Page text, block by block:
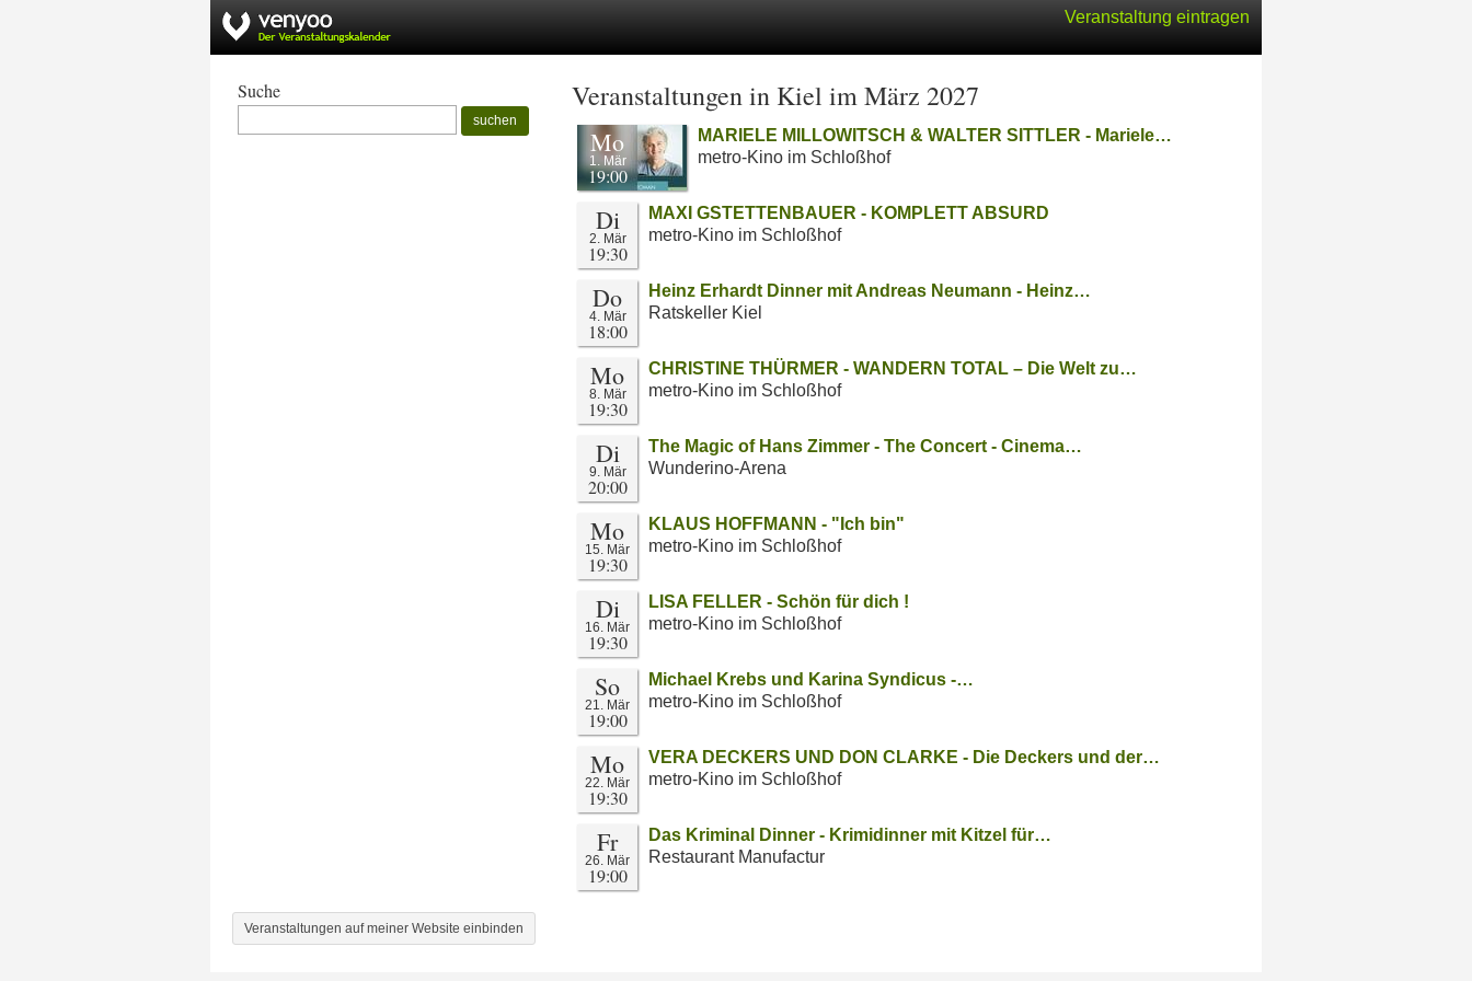
Veranstaltung eintragen
Suche
suchen
Veranstaltungen in Kiel im März 2027
Mo
1. Mär
19:00
MARIELE MILLOWITSCH & WALTER SITTLER - Mariele…
metro-Kino im Schloßhof
Di
2. Mär
19:30
MAXI GSTETTENBAUER - KOMPLETT ABSURD
metro-Kino im Schloßhof
Do
4. Mär
18:00
Heinz Erhardt Dinner mit Andreas Neumann - Heinz…
Ratskeller Kiel
Mo
8. Mär
19:30
CHRISTINE THÜRMER - WANDERN TOTAL – Die Welt zu…
metro-Kino im Schloßhof
Di
9. Mär
20:00
The Magic of Hans Zimmer - The Concert - Cinema…
Wunderino-Arena
Mo
15. Mär
19:30
KLAUS HOFFMANN - "Ich bin"
metro-Kino im Schloßhof
Di
16. Mär
19:30
LISA FELLER - Schön für dich !
metro-Kino im Schloßhof
So
21. Mär
19:00
Michael Krebs und Karina Syndicus -…
metro-Kino im Schloßhof
Mo
22. Mär
19:30
VERA DECKERS UND DON CLARKE - Die Deckers und der…
metro-Kino im Schloßhof
Fr
26. Mär
19:00
Das Kriminal Dinner - Krimidinner mit Kitzel für…
Restaurant Manufactur
Veranstaltungen auf meiner Website einbinden